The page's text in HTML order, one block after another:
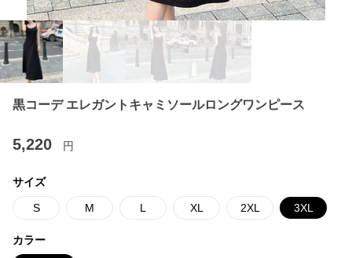
黒コーデ エレガントキャミソールロングワンピース
5,220 円
サイズ
S M L XL 2XL 3XL
カラー